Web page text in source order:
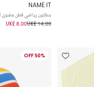
NAME IT
بنطلون رياضي قطن عضوي
UK£ 14.00
UK£ 8.00
50% OFF